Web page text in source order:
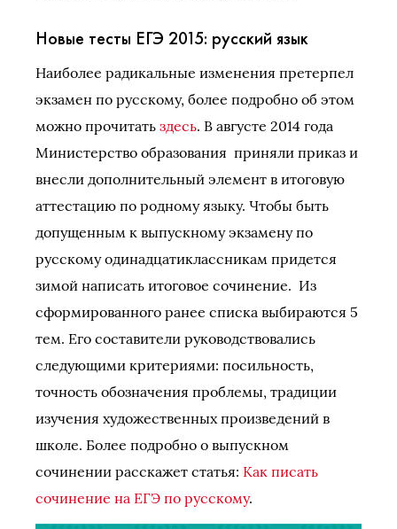
Новые тесты ЕГЭ 2015: русский язык
Наиболее радикальные изменения претерпел
экзамен по русскому, более подробно об этом
можно прочитать здесь. В августе 2014 года
Министерство образования приняли приказ и
внесли дополнительный элемент в итоговую
аттестацию по родному языку. Чтобы быть
допущенным к выпускному экзамену по
русскому одинадцатиклассникам придется
зимой написать итоговое сочинение. Из
сформированного ранее списка выбираются 5
тем. Его составители руководствовались
следующими критериями: посильность,
точность обозначения проблемы, традиции
изучения художественных произведений в
школе. Более подробно о выпускном
сочинении расскажет статья: Как писать
сочинение на ЕГЭ по русскому.